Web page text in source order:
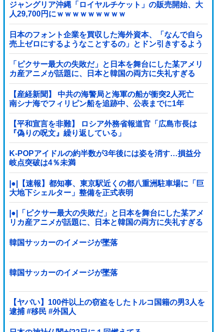
ジャングリア沖縄「ロイヤルチケット」の販売開始、大
人29,700円にｗｗｗｗｗｗｗｗｗ
日本のフォント企業を買収した海外資本、「なんで自ら
売上ゼロにするようなことするの」とドン引きするよう
な方針転換を……他
「ピクサー最大の失敗だ」と日本を舞台にした某アメリ
カ産アニメが話題に、日本と韓国の両方に失礼すぎる
わ……
【産経新聞】 中共の海警局と海軍の船が衝突2人死亡
南シナ海でフィリピン船を追跡中、公表までに1年
【平和宣言を非難】 ロシア外務省報道官「広島市長は
『偽りの呪文』繰り返している」
K-POPアイドルの約半数が3年後には姿を消す…損益分
岐点突破は4％未満
|●|【速報】都知事、東京駅近くの都八重洲駐車場に「巨
大地下シェルター」整備を正式表明
|●|「ピクサー最大の失敗だ」と日本を舞台にした某アメ
リカ産アニメが話題に、日本と韓国の両方に失礼すぎる
わ……
韓国サッカーのイメージが墜落
韓国サッカーのイメージが墜落
【ヤバい】100件以上の窃盗をしたトルコ国籍の男3人を
逮捕 #移民 #外国人